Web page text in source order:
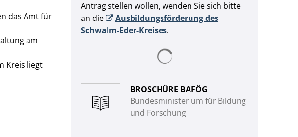
das Amt für
am
Kreis liegt
Antrag stellen wollen, wenden Sie sich bitte
an die
Ausbildungsförderung des
Schwalm-Eder-Kreises.
BROSCHÜRE BAFÖG
Bundesministerium für Bildung
und Forschung